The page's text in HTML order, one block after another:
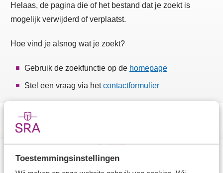
Toestemmingsinstellingen
Helaas, de pagina die of het bestand dat je zoekt is
mogelijk verwijderd of verplaatst.
Hoe vind je alsnog wat je zoekt?
Gebruik de zoekfunctie op de homepage
Stel een vraag via hetcontactformulier